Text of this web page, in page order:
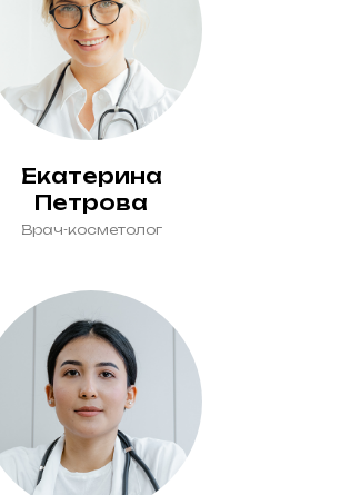
Екатерина
Петрова
Врач-косметолог